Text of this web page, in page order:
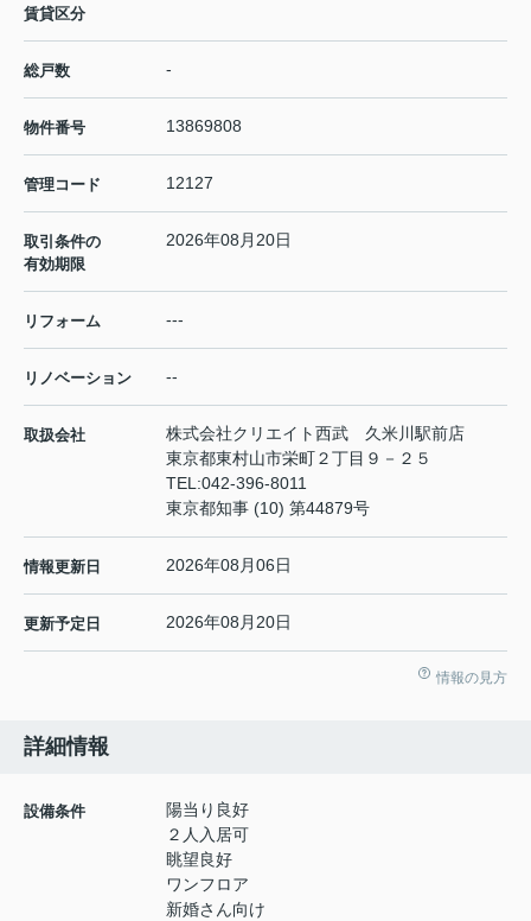
賃貸区分
総戸数 -
物件番号 13869808
管理コード 12127
取引条件の
有効期限
2026年08月20日
リフォーム ---
リノベーション --
取扱会社
株式会社クリエイト西武 久米川駅前店
東京都東村山市栄町２丁目９－２５
TEL:042-396-8011
東京都知事 (10) 第44879号
情報更新日 2026年08月06日
更新予定日 2026年08月20日
情報の見方
詳細情報
設備条件
陽当り良好
２人入居可
眺望良好
ワンフロア
新婚さん向け